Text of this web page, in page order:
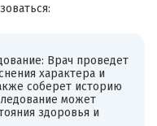
Врач проведет
характера и
соберет историю
может
здоровья и